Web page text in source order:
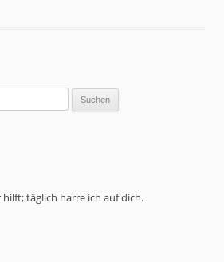
täglich harre ich auf dich.